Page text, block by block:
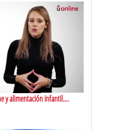
patológicas: variables que
y alimentación infantil.